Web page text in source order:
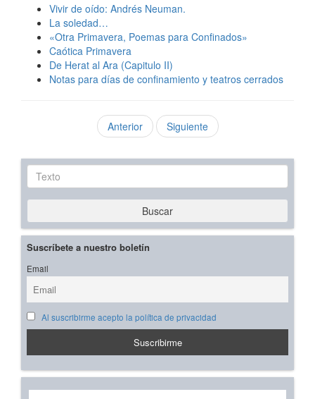
Vivir de oído: Andrés Neuman.
La soledad…
«Otra Primavera, Poemas para Confinados»
Caótica Primavera
De Herat al Ara (Capitulo II)
Notas para días de confinamiento y teatros cerrados
Anterior Siguiente
Texto
Buscar
Suscríbete a nuestro boletín
Email
Al suscribirme acepto la política de privacidad